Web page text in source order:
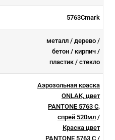
5763Cmark
металл / дерево /
бетон / кирпич /
пластик / стекло
Аэрозольная краска
ONLAK, цвет
PANTONE 5763 C,
спрей 520мл /
Краска цвет
PANTONE 5763 C /